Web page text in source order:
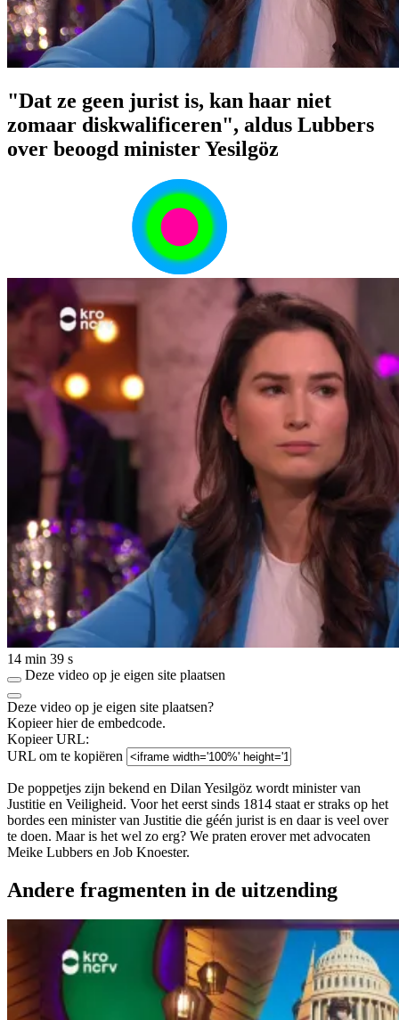
"Dat ze geen jurist is, kan haar niet
zomaar diskwalificeren", aldus Lubbers
over beoogd minister Yesilgöz
14 min 39 s
Deze video op je eigen site plaatsen
Deze video op je eigen site plaatsen?
Kopieer hier de embedcode.
Kopieer URL:
URL om te kopiëren
De poppetjes zijn bekend en Dilan Yesilgöz wordt minister van
Justitie en Veiligheid. Voor het eerst sinds 1814 staat er straks op het
bordes een minister van Justitie die géén jurist is en daar is veel over
te doen. Maar is het wel zo erg? We praten erover met advocaten
Meike Lubbers en Job Knoester.
Andere fragmenten in de uitzending